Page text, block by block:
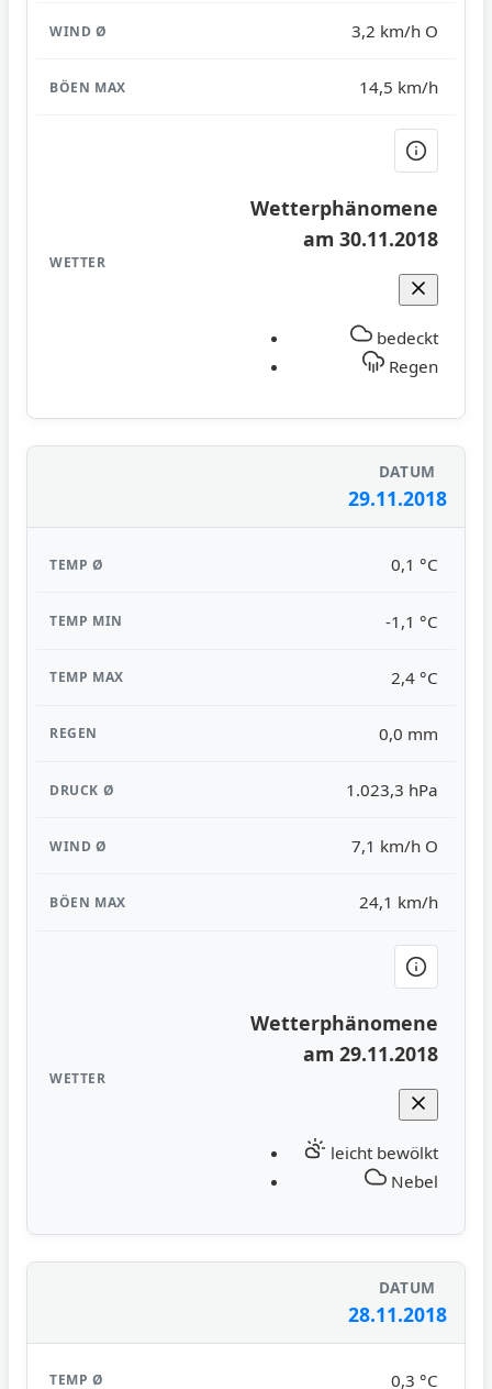
3,2 km/h O
14,5 km/h
Wetterphänomene
am 30.11.2018
bedeckt
Regen
29.11.2018
0,1 °C
-1,1 °C
2,4 °C
0,0 mm
1.023,3 hPa
7,1 km/h O
24,1 km/h
Wetterphänomene
am 29.11.2018
leicht bewölkt
Nebel
28.11.2018
0,3 °C